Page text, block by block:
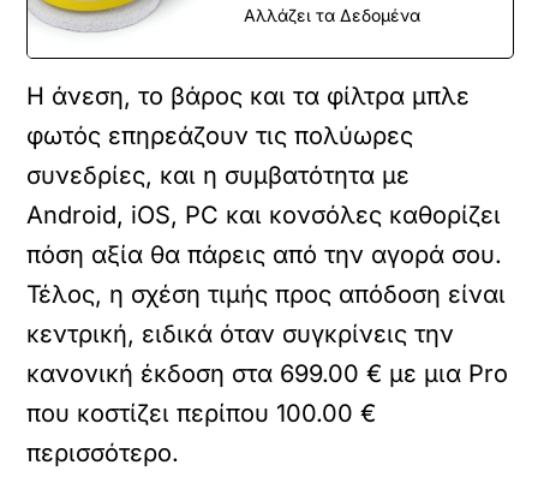
Αλλάζει τα Δεδομένα
Η άνεση, το βάρος και τα φίλτρα μπλε
φωτός επηρεάζουν τις πολύωρες
συνεδρίες, και η συμβατότητα με
Android, iOS, PC και κονσόλες καθορίζει
πόση αξία θα πάρεις από την αγορά σου.
Τέλος, η σχέση τιμής προς απόδοση είναι
κεντρική, ειδικά όταν συγκρίνεις την
κανονική έκδοση στα 699.00 € με μια Pro
που κοστίζει περίπου 100.00 €
περισσότερο.